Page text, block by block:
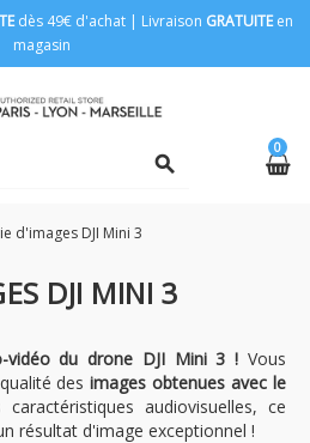
dès 49€ d'achat | Livraison GRATUITEen
magasin
search
0
d'images DJI Mini 3
DJI MINI 3
vidéo du drone DJI Mini 3 !Vous
desimages obtenues avec le
audiovisuelles, ce
résultat d'image exceptionnel !